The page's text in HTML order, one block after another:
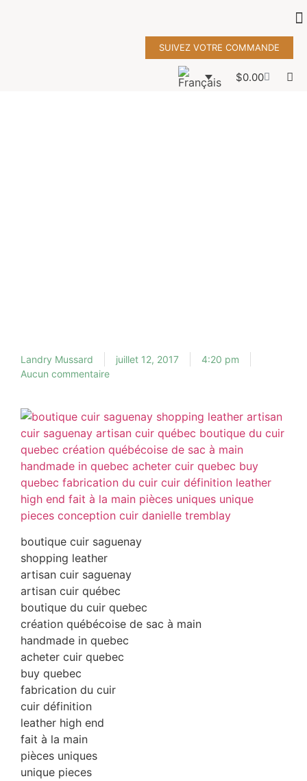
SUIVEZ VOTRE COMMANDE
$0.00
Landry Mussard juillet 12, 2017
4:20 pm
Aucun commentaire
boutique cuir saguenay
shopping leather
artisan cuir saguenay
artisan cuir québec
boutique du cuir quebec
création québécoise de sac à main
handmade in quebec
acheter cuir quebec
buy quebec
fabrication du cuir
cuir définition
leather high end
fait à la main
pièces uniques
unique pieces